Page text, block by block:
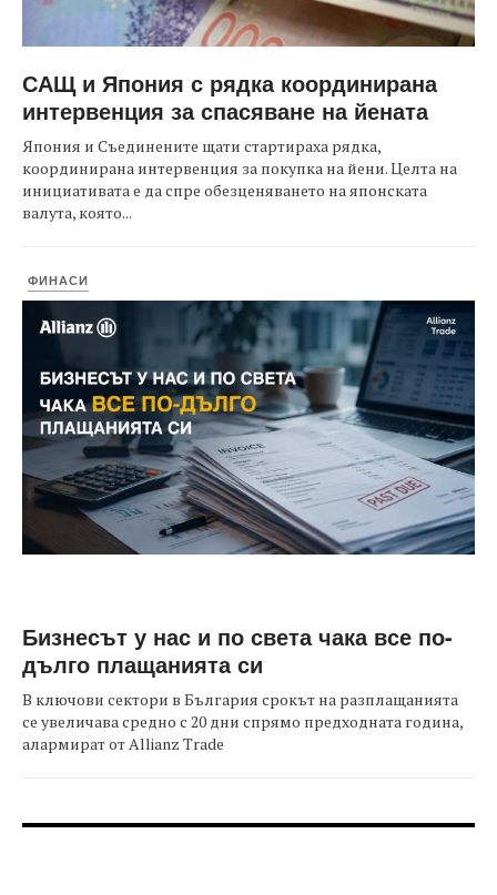
САЩ и Япония с рядка координирана
интервенция за спасяване на йената
Япония и Съединените щати стартираха рядка,
координирана интервенция за покупка на йени. Целта на
инициативата е да спре обезценяването на японската
валута, която...
ФИНАСИ
Бизнесът у нас и по света чака все по-
дълго плащанията си
В ключови сектори в България срокът на разплащанията
се увеличава средно с 20 дни спрямо предходната година,
алармират от Allianz Trade